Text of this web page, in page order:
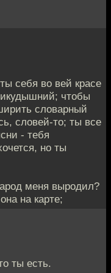
себя во вей красе
чтобы
словарный
словей-то; ты все
- тебя
но ты
меня выродил?
на карте;
ты есть.